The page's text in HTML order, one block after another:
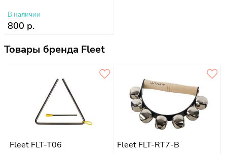
В наличии
800 р.
Товары бренда Fleet
Fleet FLT-T06 Fleet FLT-RT7-B